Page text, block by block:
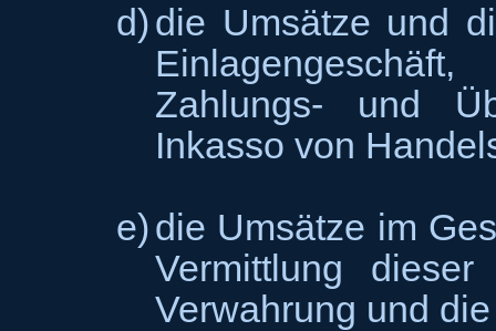
d)die Umsätze und
Zahlungs- und
Inkasso von
e)die Umsätze im
Vermittlung
Verwahrung und